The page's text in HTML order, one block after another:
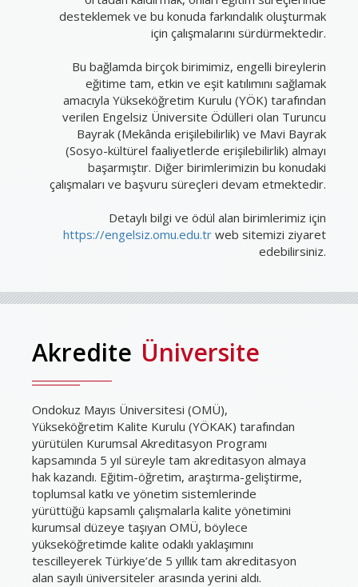
desteklemek ve bu konuda farkındalık oluşturmak
için çalışmalarını sürdürmektedir.
Bu bağlamda birçok birimimiz, engelli bireylerin
eğitime tam, etkin ve eşit katılımını sağlamak
amacıyla Yükseköğretim Kurulu (YÖK) tarafından
verilen Engelsiz Üniversite Ödülleri olan Turuncu
Bayrak (Mekânda erişilebilirlik) ve Mavi Bayrak
(Sosyo-kültürel faaliyetlerde erişilebilirlik) almayı
başarmıştır. Diğer birimlerimizin bu konudaki
çalışmaları ve başvuru süreçleri devam etmektedir.
Detaylı bilgi ve ödül alan birimlerimiz için
https://engelsiz.omu.edu.tr web sitemizi ziyaret
edebilirsiniz.
Akredite Üniversite
Ondokuz Mayıs Üniversitesi (OMÜ),
Yükseköğretim Kalite Kurulu (YÖKAK) tarafından
yürütülen Kurumsal Akreditasyon Programı
kapsamında 5 yıl süreyle tam akreditasyon almaya
hak kazandı. Eğitim-öğretim, araştırma-geliştirme,
toplumsal katkı ve yönetim sistemlerinde
yürüttüğü kapsamlı çalışmalarla kalite yönetimini
kurumsal düzeye taşıyan OMÜ, böylece
yükseköğretimde kalite odaklı yaklaşımını
tescilleyerek Türkiye’de 5 yıllık tam akreditasyon
alan sayılı üniversiteler arasında yerini aldı.